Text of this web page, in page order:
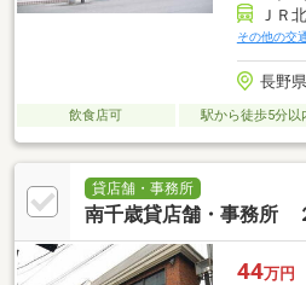
ＪＲ
その他の交
長野
飲食店可 駅から徒歩5分以
貸店舗・事務所
南千歳貸店舗・事務所
44万円